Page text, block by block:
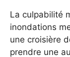
La culpabilité
inondations
une croisière
prendre une